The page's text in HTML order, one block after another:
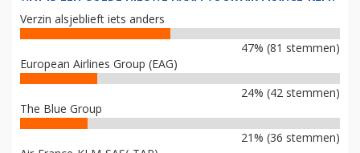
Verzin alsjeblieft iets anders
47% (81 stemmen)
European Airlines Group (EAG)
24% (42 stemmen)
The Blue Group
21% (36 stemmen)